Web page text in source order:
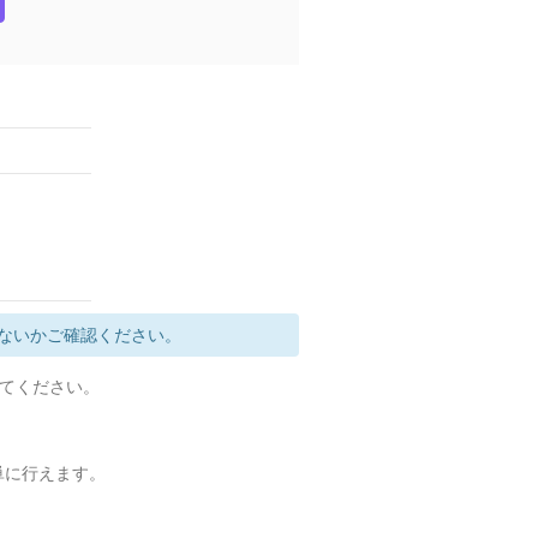
かご確認ください。
ください。
行えます。